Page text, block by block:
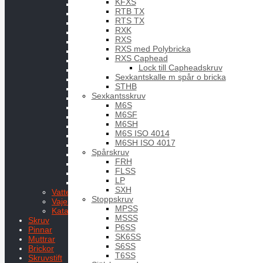
RTB TX
RTS TX
RXK
RXS
RXS med Polybricka
RXS Caphead
Lock till Capheadskruv
Sexkantskalle m spår o bricka
STHB
Sexkantsskruv
M6S
M6SF
M6SH
M6S ISO 4014
M6SH ISO 4017
Spårskruv
FRH
FLSS
LP
SXH
Stoppskruv
MPSS
MSSS
P6SS
SK6SS
S6SS
T6SS
Fjäderpinne
Kapellbeslag
Mantågsfot
Mantågsstötta
Schackel
Snabblänk
Toggle
Öglefästen
Ögleskruv
Vatten och bränsle
Vajer
Kataloger Marin
Skruv
Pinnar
Muttrar
Brickor
Skruvstift